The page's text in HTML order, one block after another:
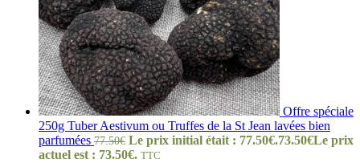
Offre spéciale
250g Tuber Aestivum ou Truffes de la St Jean lavées bien
parfumées 77.50€ Le prix initial était : 77.50€.73.50€Le prix
actuel est : 73.50€. TTC